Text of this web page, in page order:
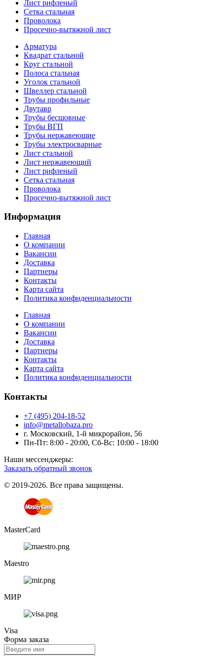
Лист рифленый
Сетка стальная
Проволока
Просечно-вытяжной лист
Арматура
Квадрат стальной
Круг стальной
Полоса стальная
Уголок стальной
Швеллер стальной
Трубы профильные
Двутавр
Трубы бесшовные
Трубы ВГП
Трубы нержавеющие
Трубы электросварные
Лист стальной
Лист нержавеющий
Лист рифленый
Сетка стальная
Проволока
Просечно-вытяжной лист
Информация
Главная
О компании
Вакансии
Доставка
Партнеры
Контакты
Карта сайта
Политика конфиденциальности
Главная
О компании
Вакансии
Доставка
Партнеры
Контакты
Карта сайта
Политика конфиденциальности
Контакты
+7 (495) 204-18-52
info@metallobaza.pro
г. Московский, 1-й микрорайон, 56
Пн-Пт: 8:00 - 20:00, Сб-Вс: 10:00 - 18:00
Наши мессенджеры:
Заказать обратный звонок
© 2019-2026. Все права защищены.
MasterCard
Maestro
МИР
Visa
Форма заказа